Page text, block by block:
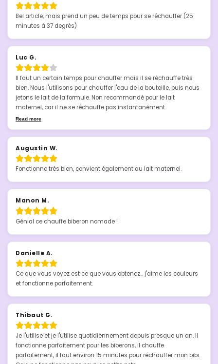
Bel article, mais prend un peu de temps pour se réchauffer (25
minutes à 37 degrés)
Luc G.
Il faut un certain temps pour chauffer mais il se réchauffe très
bien. Nous l'utilisons pour chauffer l'eau de la bouteille, puis nous
jetons le lait de la formule. Non recommandé pour le lait
maternel, car il ne se réchauffe pas instantanément.
Read more
Augustin W.
Fonctionne très bien, convient également au lait maternel.
Manon M.
Génial ce chauffe biberon nomade !
Danielle A.
Ce que vous voyez est ce que vous obtenez... j'aime les couleurs
et fonctionne parfaitement.
Thibaut G.
Je l'utilise et je l'utilise quotidiennement depuis presque un an. Il
fonctionne parfaitement pour les biberons, il chauffe
parfaitement, il faut environ 15 minutes pour réchauffer mon bibi.